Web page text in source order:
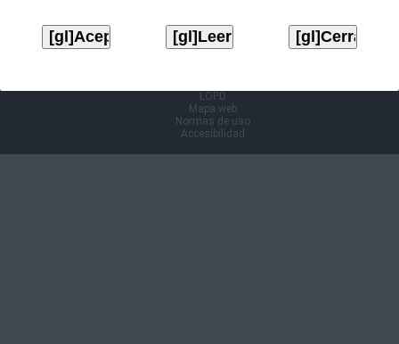
LOPD
Mapa web
Normas de uso
Accesibilidad